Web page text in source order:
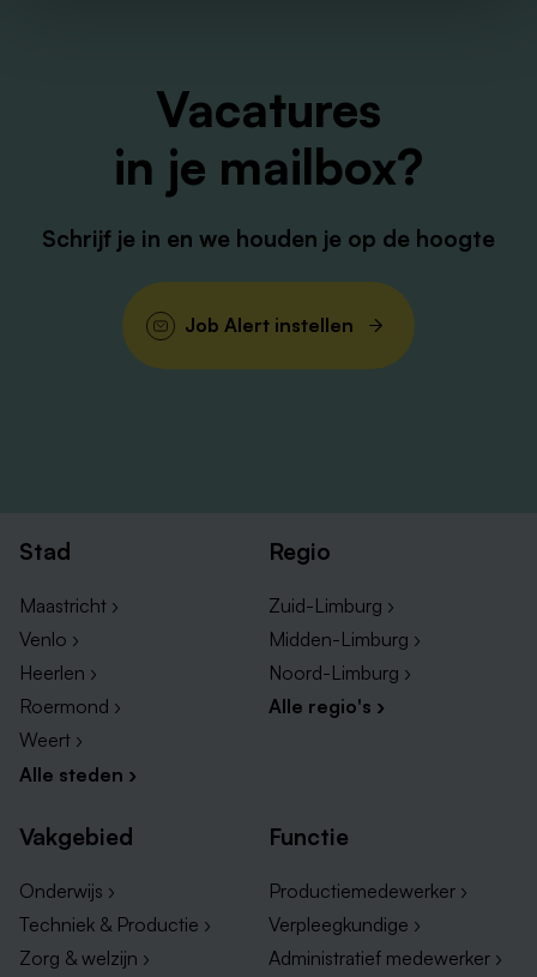
Vacatures
in je mailbox?
Schrijf je in en we houden je op de hoogte
Job Alert instellen
Stad
Maastricht ›
Venlo ›
Heerlen ›
Roermond ›
Weert ›
Alle steden ›
Regio
Zuid-Limburg ›
Midden-Limburg ›
Noord-Limburg ›
Alle regio's ›
Vakgebied
Onderwijs ›
Techniek & Productie ›
Zorg & welzijn ›
Functie
Productiemedewerker ›
Verpleegkundige ›
Administratief medewerker ›